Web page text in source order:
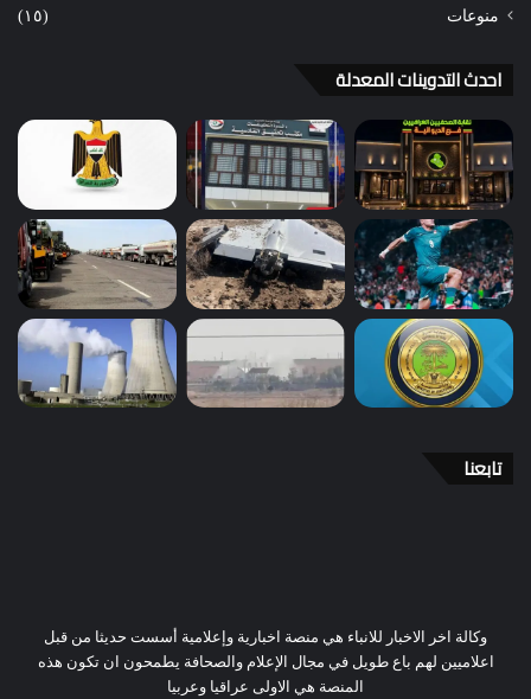
منوعات (١٥)
احدث التدوينات المعدلة
تابعنا
وكالة اخر الاخبار للانباء هي منصة اخبارية وإعلامية أسست حديثا من قبل
اعلاميين لهم باع طويل في مجال الإعلام والصحافة يطمحون ان تكون هذه
المنصة هي الاولى عراقيا وعربيا